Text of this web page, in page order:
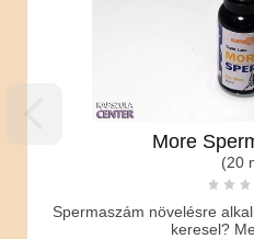
More Sperm cseppek
növelésre alkalmas
keresel? Megtaláltad!